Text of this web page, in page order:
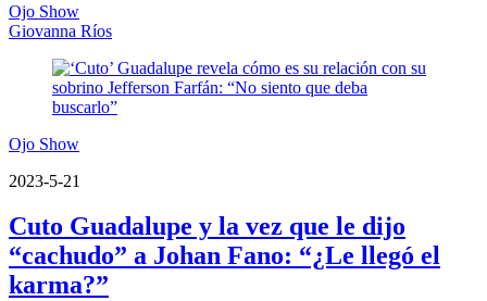
Ojo Show
Giovanna Ríos
Ojo Show
2023-5-21
Cuto Guadalupe y la vez que le dijo
“cachudo” a Johan Fano: “¿Le llegó el
karma?”